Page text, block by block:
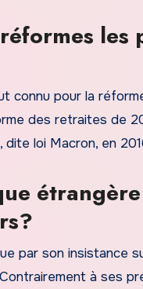
les
connu pour la
des retraites de
loi Macron, en
par son
à ses